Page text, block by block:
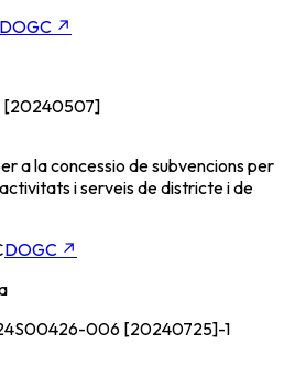
DOGC ↗
[20240507]
a la concessio de subvencions per
i serveis de districte i de
DOGC ↗
006 [20240725]-1